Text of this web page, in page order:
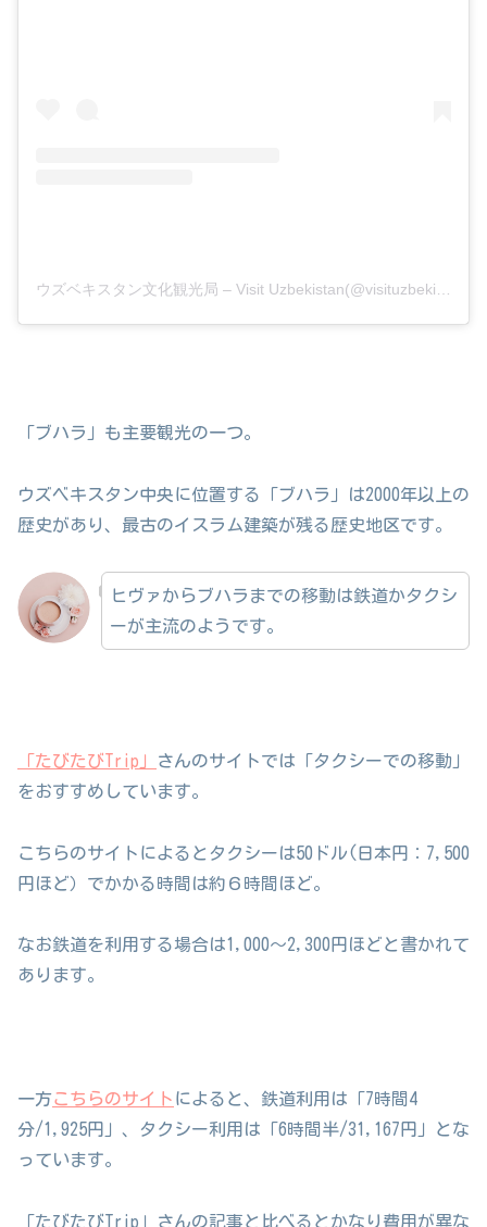
ウズベキスタン文化観光局 – Visit Uzbekistan(@visituzbekistan.jp)がシェアした投稿
「ブハラ」も主要観光の一つ。
ウズベキスタン中央に位置する「ブハラ」は2000年以上の
歴史があり、最古のイスラム建築が残る歴史地区です。
ヒヴァからブハラまでの移動は鉄道かタクシ
ーが主流のようです。
「たびたびTrip」
さんのサイトでは「タクシーでの移動」
をおすすめしています。
こちらのサイトによるとタクシーは50ドル(日本円：7,500
円ほど）でかかる時間は約６時間ほど。
なお鉄道を利用する場合は1,000〜2,300円ほどと書かれて
あります。
一方こちらのサイト によると、鉄道利用は「7時間4
分/1,925円」、タクシー利用は「6時間半/31,167円」とな
っています。
「たびたびTrip」さんの記事と比べるとかなり費用が異な